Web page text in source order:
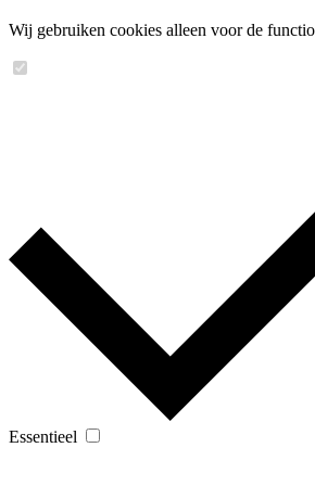
Wij gebruiken cookies alleen voor de
Essentieel